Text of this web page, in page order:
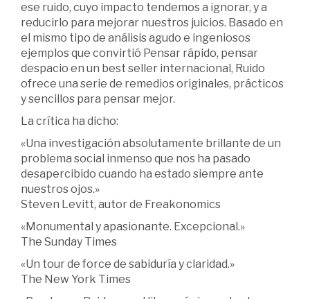
ese ruido, cuyo impacto tendemos a ignorar, y a
reducirlo para mejorar nuestros juicios. Basado en
el mismo tipo de análisis agudo e ingeniosos
ejemplos que convirtió Pensar rápido, pensar
despacio en un best seller internacional, Ruido
ofrece una serie de remedios originales, prácticos
y sencillos para pensar mejor.
La crítica ha dicho:
«Una investigación absolutamente brillante de un
problema social inmenso que nos ha pasado
desapercibido cuando ha estado siempre ante
nuestros ojos.»
Steven Levitt, autor de Freakonomics
«Monumental y apasionante. Excepcional.»
The Sunday Times
«Un tour de force de sabiduría y claridad.»
The New York Times